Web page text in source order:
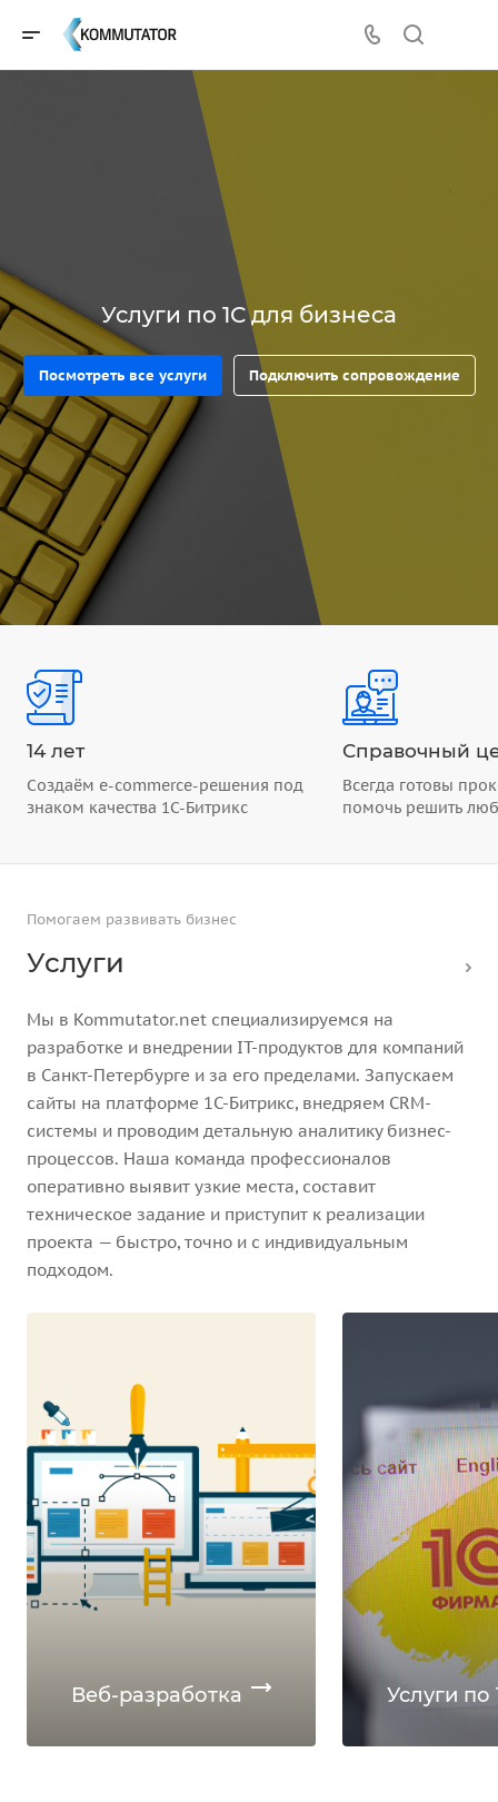
Услуги по 1С для бизнеса
Посмотреть все услуги Подключить сопровождение
14 лет
Создаём e-commerce-решения под
знаком качества 1С-Битрикс
Справочный
Всегда готовы
помочь решить
Помогаем развивать бизнес
Услуги
Мы в Kommutator.net специализируемся на
разработке и внедрении IT-продуктов для компаний
в Санкт-Петербурге и за его пределами. Запускаем
сайты на платформе 1С-Битрикс, внедряем CRM-
системы и проводим детальную аналитику бизнес-
процессов. Наша команда профессионалов
оперативно выявит узкие места, составит
техническое задание и приступит к реализации
проекта — быстро, точно и с индивидуальным
подходом.
Веб-разработка Услуги по